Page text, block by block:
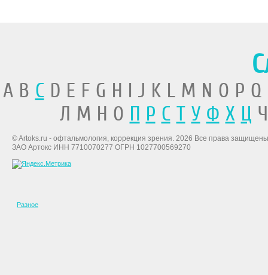
A B CD E F G H I J K L M N O P
Л М Н О П Р С Т У Ф Х Ц
© Artoks.ru - офтальмология, коррекция зрения. 2026 Все права
ЗАО Артокс ИНН 7710070277 ОГРН 1027700569270
Разное